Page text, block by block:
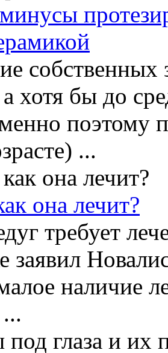
собственных
хотя бы до
поэтому
...
она лечит?
требует
заявил
наличие